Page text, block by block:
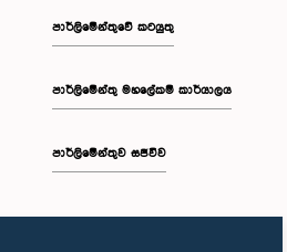
පාර්ලිමේන්තුවේ කටයුතු
පාර්ලිමේන්තු මහලේකම් කාර්යාලය
පාර්ලිමේන්තුව සජීවීව